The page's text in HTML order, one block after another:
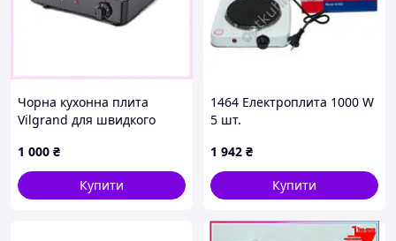
Чорна кухонна плита
Vilgrand для швидкого
1 000 ₴
Купити
1464 Електроплита 1000 W
5 шт.
1 942 ₴
Купити